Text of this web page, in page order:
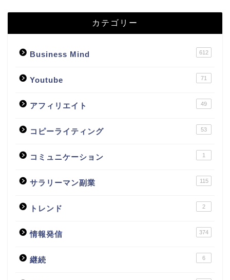
カテゴリー
Business Mind 612
Youtube 71
アフィリエイト 49
コピーライティング 53
コミュニケーション 1
サラリーマン副業 115
トレンド 2
情報発信 374
継続 6